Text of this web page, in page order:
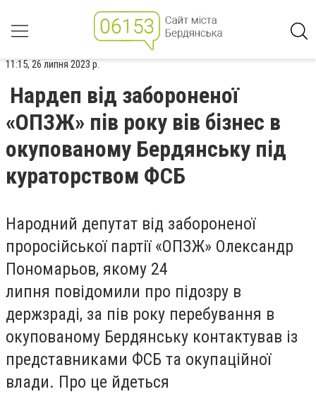
11:15, 26 липня 2023 р.
Нардеп від забороненої
«ОПЗЖ» пів року вів бізнес в
окупованому Бердянську під
кураторством ФСБ
Народний депутат від забороненої
проросійської партії «ОПЗЖ» Олександр
Пономарьов, якому 24
липня повідомили про підозру в
держзраді, за пів року перебування в
окупованому Бердянську контактував із
представниками ФСБ та окупаційної
влади. Про це йдеться